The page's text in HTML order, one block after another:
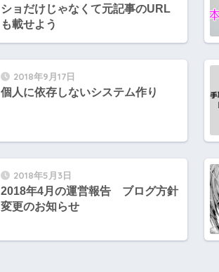
ショだけじゃなくて元記事のURL
も載せよう
2018年9月17日
個人に依存しないシステム作り
2018年5月3日
2018年4月の運営報告 ブログ方針
変更のお知らせ